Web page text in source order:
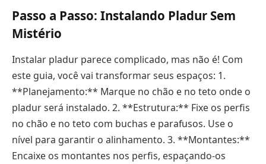
Passo a Passo: Instalando Pladur Sem
Mistério
Instalar pladur parece complicado, mas não é! Com
este guia, você vai transformar seus espaços: 1.
**Planejamento:** Marque no chão e no teto onde o
pladur será instalado. 2. **Estrutura:** Fixe os perfis
no chão e no teto com buchas e parafusos. Use o
nível para garantir o alinhamento. 3. **Montantes:**
Encaixe os montantes nos perfis, espaçando-os